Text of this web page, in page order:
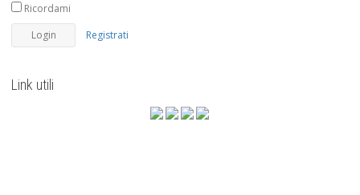
Ricordami
Registrati
Link utili